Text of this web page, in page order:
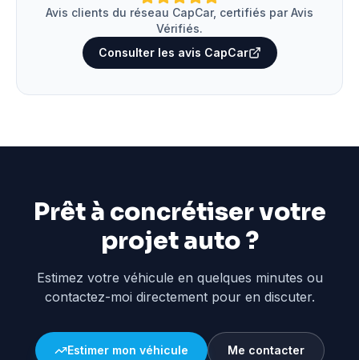
Avis clients du réseau CapCar, certifiés par Avis
Vérifiés.
Consulter les avis CapCar
Prêt à concrétiser votre
projet auto ?
Estimez votre véhicule en quelques minutes ou
contactez-moi directement pour en discuter.
Estimer mon véhicule Me contacter